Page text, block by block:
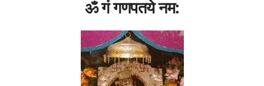
ॐ गं गणपतये नम: